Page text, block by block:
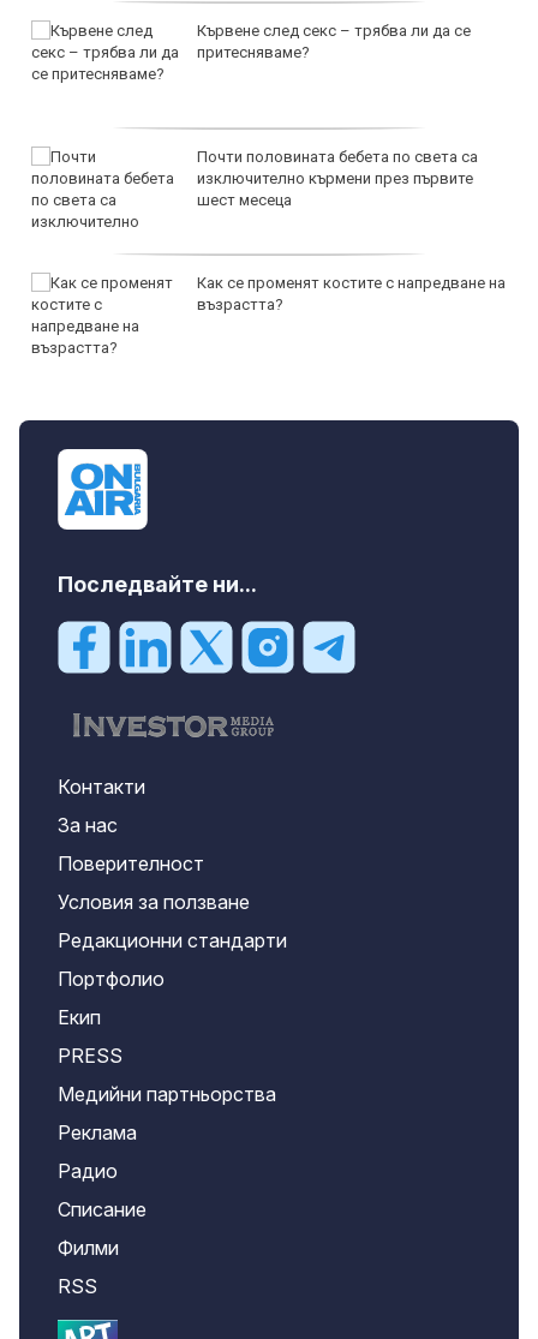
Кървене след секс – трябва ли да се
притесняваме?
Почти половината бебета по света са
изключително кърмени през първите
шест месеца
Как се променят костите с напредване на
възрастта?
Последвайте ни...
Контакти
За нас
Поверителност
Условия за ползване
Редакционни стандарти
Портфолио
Екип
PRESS
Медийни партньорства
Реклама
Радио
Списание
Филми
RSS